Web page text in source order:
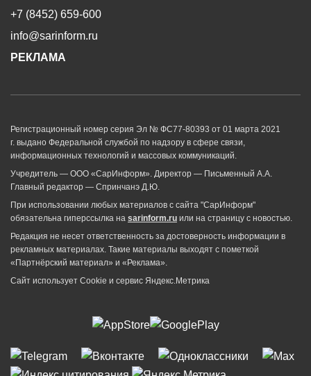
+7 (8452) 659-600
info@sarinform.ru
РЕКЛАМА
Регистрационный номер серия Эл № ФС77-80393 от 01 марта 2021
г. выдано Федеральной службой по надзору в сфере связи,
информационных технологий и массовых коммуникаций.
Учредитель — ООО «СарИнформ». Директор — Письменный А.А.
Главный редактор — Спринчанэ Д.Ю.
При использовании любых материалов с сайта "СарИнформ"
обязательна гиперссылка на sarinform.ru или на страницу с новостью.
Редакция не несет ответственность за достоверность информации в
рекламных материалах. Такие материалы выходят с пометкой
«Партнёрский материал» и «Реклама».
Сайт использует Cookie и сервиc Яндекс.Метрика